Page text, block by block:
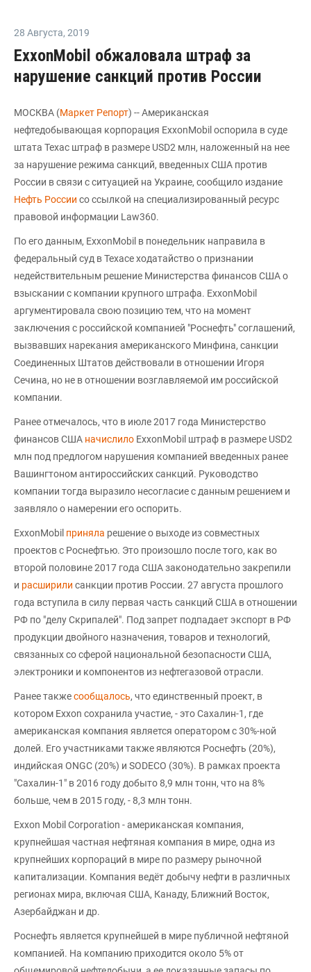
28 Августа, 2019
ExxonMobil обжаловала штраф за
нарушение санкций против России
МОСКВА (Маркет Репорт) -- Американская
нефтедобывающая корпорация ExxonMobil оспорила в суде
штата Техас штраф в размере USD2 млн, наложенный на нее
за нарушение режима санкций, введенных США против
России в связи с ситуацией на Украине, сообщило издание
Нефть России со ссылкой на специализированный ресурс
правовой информации Law360.
По его данным, ExxonMobil в понедельник направила в
федеральный суд в Техасе ходатайство о признании
недействительным решение Министерства финансов США о
взыскании с компании крупного штрафа. ExxonMobil
аргументировала свою позицию тем, что на момент
заключения с российской компанией "Роснефть" соглашений,
вызвавших нарекания американского Минфина, санкции
Соединенных Штатов действовали в отношении Игоря
Сечина, но не в отношении возглавляемой им российской
компании.
Ранее отмечалось, что в июле 2017 года Министерство
финансов США начислило ExxonMobil штраф в размере USD2
млн под предлогом нарушения компанией введенных ранее
Вашингтоном антироссийских санкций. Руководство
компании тогда выразило несогласие с данным решением и
заявляло о намерении его оспорить.
ExxonMobil приняла решение о выходе из совместных
проектов с Роснефтью. Это произошло после того, как во
второй половине 2017 года США законодательно закрепили
и расширили санкции против России. 27 августа прошлого
года вступила в силу первая часть санкций США в отношении
РФ по "делу Скрипалей". Под запрет подпадает экспорт в РФ
продукции двойного назначения, товаров и технологий,
связанных со сферой национальной безопасности США,
электроники и компонентов из нефтегазовой отрасли.
Ранее такжесообщалось, что единственный проект, в
котором Exxon сохранила участие, - это Сахалин-1, где
американская компания является оператором с 30%-ной
долей. Его участниками также являются Роснефть (20%),
индийская ONGC (20%) и SODECO (30%). В рамках проекта
"Сахалин-1" в 2016 году добыто 8,9 млн тонн, что на 8%
больше, чем в 2015 году, - 8,3 млн тонн.
Exxon Mobil Corporation - американская компания,
крупнейшая частная нефтяная компания в мире, одна из
крупнейших корпораций в мире по размеру рыночной
капитализации. Компания ведёт добычу нефти в различных
регионах мира, включая США, Канаду, Ближний Восток,
Азербайджан и др.
Роснефть является крупнейшей в мире публичной нефтяной
компанией. На компанию приходится около 5% от